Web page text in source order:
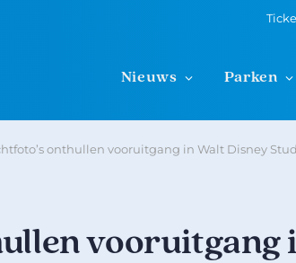
Nieuws Parken
onthullen vooruitgang in Walt Disney
vooruitgang